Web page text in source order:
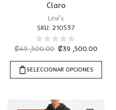
Claro
Levi's
SKU: 210537
₡49 ,500.00 ₡39 ,500.00
SELECCIONAR OPCIONES